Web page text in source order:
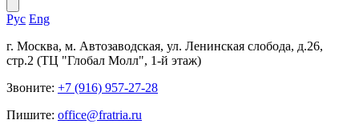
Рус Eng
г. Москва, м. Автозаводская, ул. Ленинская слобода, д.26,
стр.2 (ТЦ "Глобал Молл", 1-й этаж)
Звоните: +7 (916) 957-27-28
Пишите: office@fratria.ru